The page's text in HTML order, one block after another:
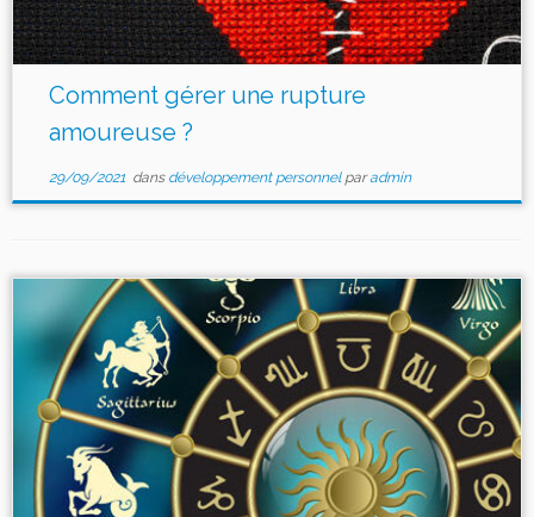
Comment gérer une rupture
amoureuse ?
29/09/2021dans développement personnel paradmin